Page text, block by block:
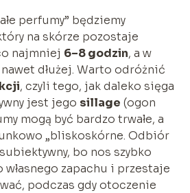
perfumy” będziemy
na skórze pozostaje
najmniej 6–8 godzin, a w
dłużej. Warto odróżnić
, czyli tego, jak daleko sięga
jest jego sillage (ogon
mogą być bardzo trwałe, a
„bliskoskórne. Odbiór
bo nos szybko
własnego zapachu i przestaje
podczas gdy otoczenie